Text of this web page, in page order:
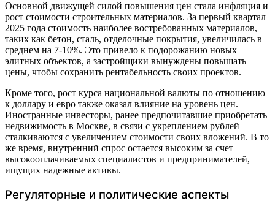
Основной движущей силой повышения цен стала инфляция и
рост стоимости строительных материалов. За первый квартал
2025 года стоимость наиболее востребованных материалов,
таких как бетон, сталь, отделочные покрытия, увеличилась в
среднем на 7-10%. Это привело к подорожанию новых
элитных объектов, а застройщики вынуждены повышать
цены, чтобы сохранить рентабельность своих проектов.
Кроме того, рост курса национальной валюты по отношению
к доллару и евро также оказал влияние на уровень цен.
Иностранные инвесторы, ранее предпочитавшие приобретать
недвижимость в Москве, в связи с укреплением рублей
сталкиваются с увеличением стоимости своих вложений. В то
же время, внутренний спрос остается высоким за счет
высокооплачиваемых специалистов и предпринимателей,
ищущих надежные активы.
Регуляторные и политические аспекты